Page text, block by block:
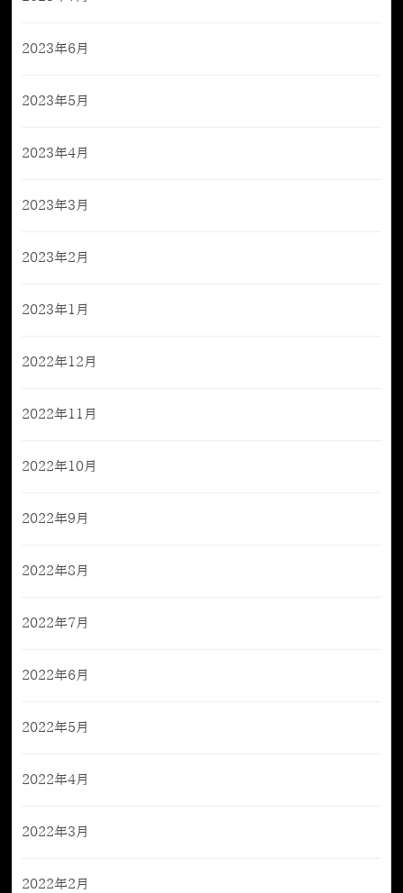
2023年6月
2023年5月
2023年4月
2023年3月
2023年2月
2023年1月
2022年12月
2022年11月
2022年10月
2022年9月
2022年8月
2022年7月
2022年6月
2022年5月
2022年4月
2022年3月
2022年2月